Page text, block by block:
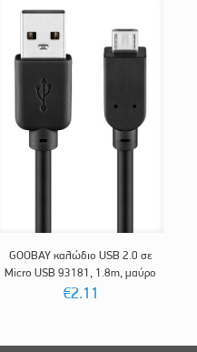
GOOBAY καλώδιο USB 2.0 σε
Micro USB 93181, 1.8m, μαύρο
€2.11